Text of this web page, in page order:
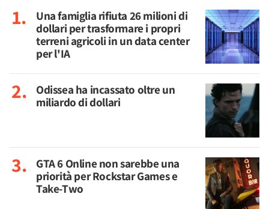
Una famiglia rifiuta 26 milioni di
dollari per trasformare i propri
terreni agricoli in un data center
per l'IA
Odissea ha incassato oltre un
miliardo di dollari
GTA 6 Online non sarebbe una
priorità per Rockstar Games e
Take-Two